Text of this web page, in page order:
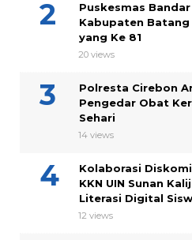
Puskesmas
Kabupaten Batang
yang Ke 81
20 views
Polresta Cirebon
Pengedar Obat
Sehari
14 views
Kolaborasi
KKN UIN Sunan
Literasi Digital
12 views